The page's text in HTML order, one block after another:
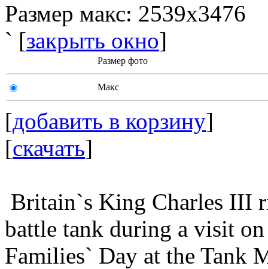
Размер макс: 2539x3476
` [закрыть окно]
Размер фото
Макс
[добавить в корзину]
[скачать]
Britain`s King Charles III
battle tank during a visit
Families` Day at the Tank